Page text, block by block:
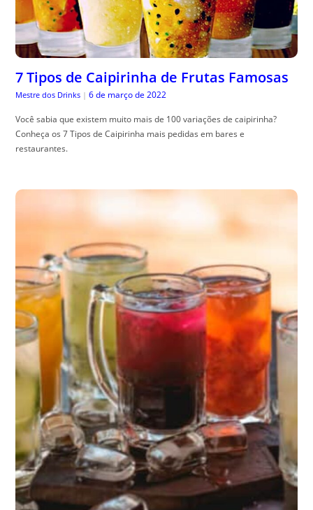
7 Tipos de Caipirinha de Frutas Famosas
Mestre dos Drinks | 6 de março de 2022
Você sabia que existem muito mais de 100 variações de caipirinha?
Conheça os 7 Tipos de Caipirinha mais pedidas em bares e
restaurantes.